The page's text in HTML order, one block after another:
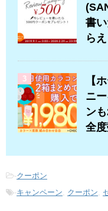
書
ら
3
【
ニ
ン
全
-クーポン
-キャンペーン クーポン